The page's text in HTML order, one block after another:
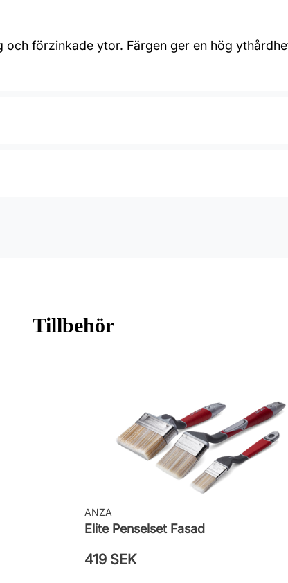
förzinkade ytor. Färgen ger en hög
Tillbehör
ANZA
Elite Penselset Fasad
419 SEK